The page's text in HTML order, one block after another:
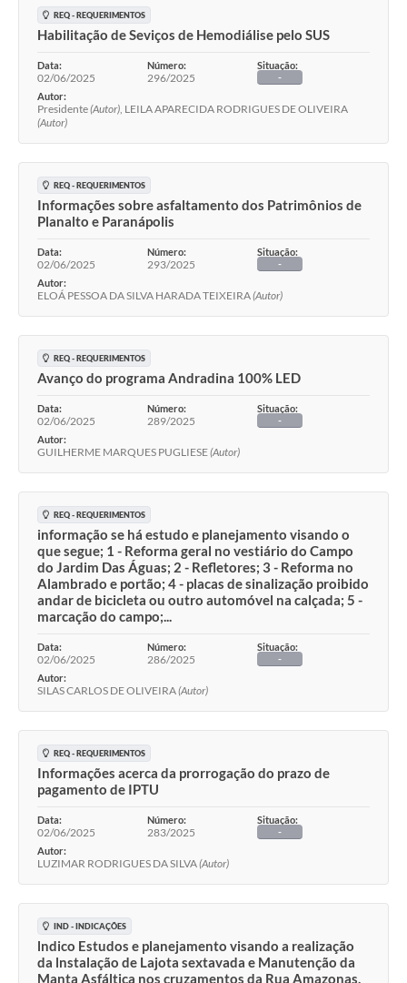
Agenda
Diário Oficial
REQ - REQUERIMENTOS
Habilitação de Seviços de Hemodiálise pelo SUS
Data:
02/06/2025
Número:
296/2025
Situação:
-
Autor:
Presidente(Autor), LEILA APARECIDA RODRIGUES DE OLIVEIRA
(Autor)
REQ - REQUERIMENTOS
Informações sobre asfaltamento dos Patrimônios de
Planalto e Paranápolis
Data:
02/06/2025
Número:
293/2025
Situação:
-
Autor:
ELOÁ PESSOA DA SILVA HARADA TEIXEIRA(Autor)
REQ - REQUERIMENTOS
Avanço do programa Andradina 100% LED
Data:
02/06/2025
Número:
289/2025
Situação:
-
Autor:
GUILHERME MARQUES PUGLIESE(Autor)
REQ - REQUERIMENTOS
informação se há estudo e planejamento visando o
que segue; 1 - Reforma geral no vestiário do Campo
do Jardim Das Águas; 2 - Refletores; 3 - Reforma no
Alambrado e portão; 4 - placas de sinalização proibido
andar de bicicleta ou outro automóvel na calçada; 5 -
marcação do campo;...
Data:
02/06/2025
Número:
286/2025
Situação:
-
Autor:
SILAS CARLOS DE OLIVEIRA(Autor)
REQ - REQUERIMENTOS
Informações acerca da prorrogação do prazo de
pagamento de IPTU
Data:
02/06/2025
Número:
283/2025
Situação:
-
Autor:
LUZIMAR RODRIGUES DA SILVA(Autor)
IND - INDICAÇÕES
lndico Estudos e planejamento visando a realização
da lnstalação de Lajota sextavada e Manutenção da
Manta Asfáltica nos cruzamentos da Rua Amazonas,